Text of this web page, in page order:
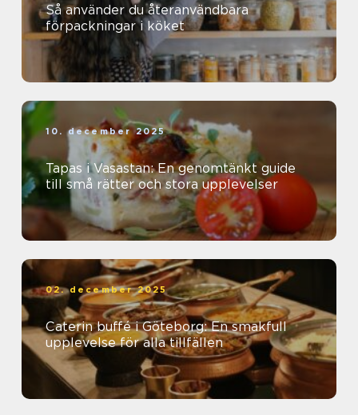
Så använder du återanvändbara
förpackningar i köket
10. december 2025
Tapas i Vasastan: En genomtänkt guide
till små rätter och stora upplevelser
02. december 2025
Caterin buffé i Göteborg: En smakfull
upplevelse för alla tillfällen